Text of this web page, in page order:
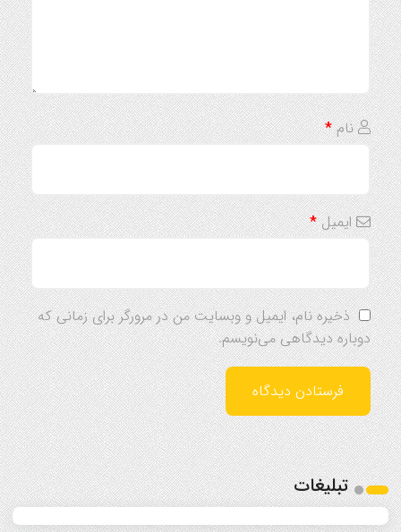
نام*
ایمیل*
ذخیره نام، ایمیل و وبسایت من در مرورگر برای زمانی که
دوباره دیدگاهی می‌نویسم.
تبلیغات